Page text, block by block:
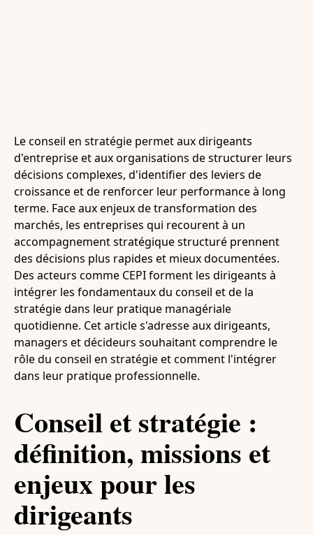
Le conseil en stratégie permet aux dirigeants
d'entreprise et aux organisations de structurer leurs
décisions complexes, d'identifier des leviers de
croissance et de renforcer leur performance à long
terme. Face aux enjeux de transformation des
marchés, les entreprises qui recourent à un
accompagnement stratégique structuré prennent
des décisions plus rapides et mieux documentées.
Des acteurs comme CEPI forment les dirigeants à
intégrer les fondamentaux du conseil et de la
stratégie dans leur pratique managériale
quotidienne. Cet article s'adresse aux dirigeants,
managers et décideurs souhaitant comprendre le
rôle du conseil en stratégie et comment l'intégrer
dans leur pratique professionnelle.
Conseil et stratégie :
définition, missions et
enjeux pour les
dirigeants